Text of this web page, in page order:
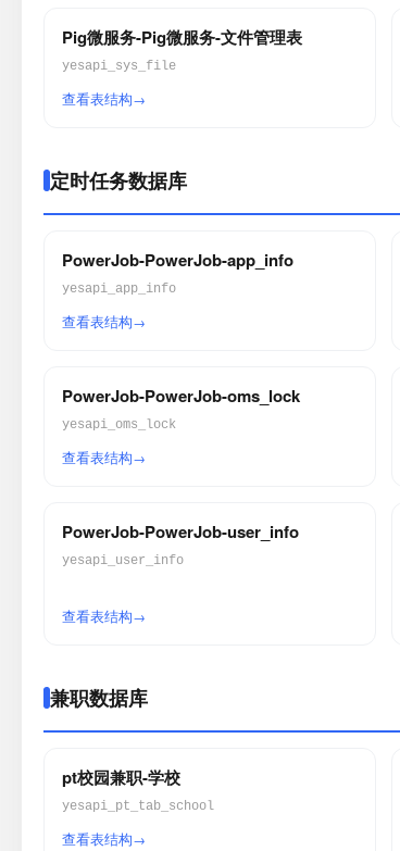
Pig微服务-Pig微服务-文件管理表
yesapi_sys_file
查看表结构
定时任务数据库
PowerJob-PowerJob-app_info
yesapi_app_info
查看表结构
PowerJob-PowerJob-oms_lock
yesapi_oms_lock
查看表结构
PowerJob-PowerJob-user_info
yesapi_user_info
查看表结构
兼职数据库
pt校园兼职-学校
yesapi_pt_tab_school
查看表结构